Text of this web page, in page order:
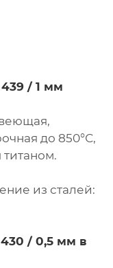
/ 1 мм
до 850°С,
титаном.
из сталей:
/ 0,5 мм в